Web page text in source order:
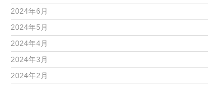
2024年6月
2024年5月
2024年4月
2024年3月
2024年2月